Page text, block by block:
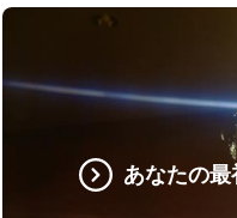
あなたの